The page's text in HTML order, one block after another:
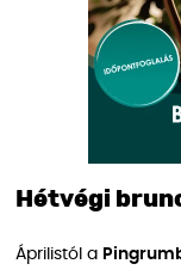
Hétvégi
Áprilistól a